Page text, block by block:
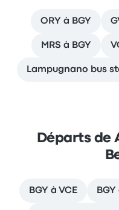
ORY à BGY
MRS à BGY
Lampugnano bus
Départs de
BGY à VCE